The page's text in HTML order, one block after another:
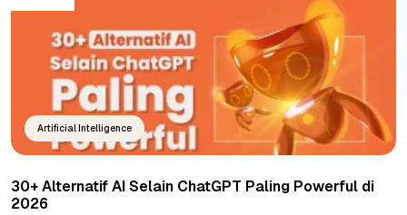
Artificial Intelligence
30+ Alternatif AI Selain ChatGPT Paling Powerful di
2026